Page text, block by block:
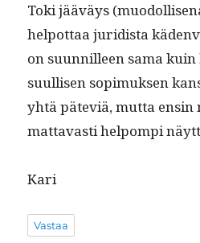
Toki jääväys
helpot­taa juridista
on suun­nilleen sama
suullisen sopimuk­sen
yhtä päte­viä, mut­ta
mat­tavasti helpom­pi
Kari
Vastaa